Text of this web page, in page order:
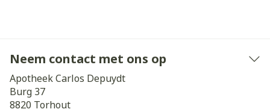
Neem contact met ons op
Apotheek Carlos Depuydt
Burg 37
8820 Torhout